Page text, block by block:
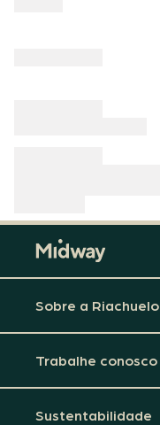
Sobre a Riachuelo
Trabalhe conosco
Sustentabilidade